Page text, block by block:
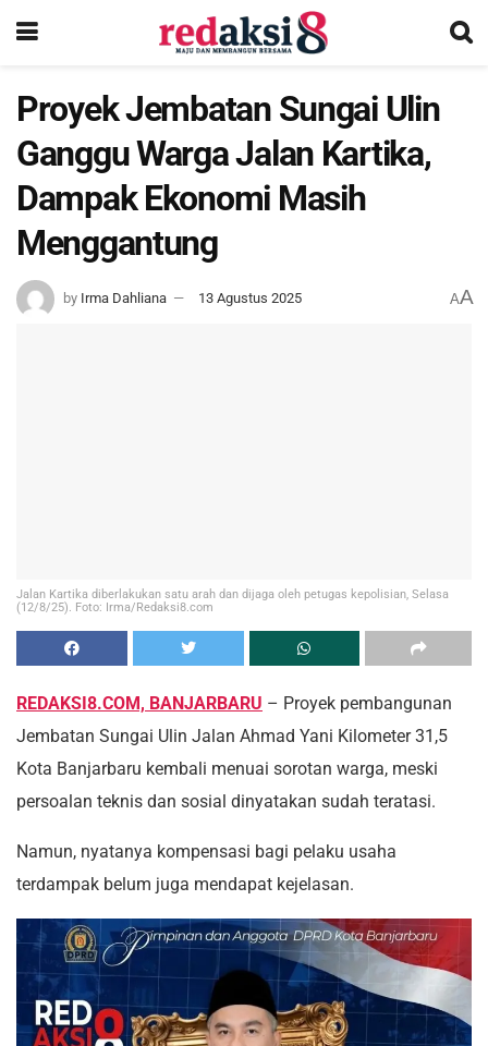
Proyek Jembatan Sungai Ulin
Ganggu Warga Jalan Kartika,
Dampak Ekonomi Masih
Menggantung
by Irma Dahliana 13 Agustus 2025 AA
Jalan Kartika diberlakukan satu arah dan dijaga oleh petugas kepolisian, Selasa
(12/8/25). Foto: Irma/Redaksi8.com
REDAKSI8.COM, BANJARBARU – Proyek pembangunan
Jembatan Sungai Ulin Jalan Ahmad Yani Kilometer 31,5
Kota Banjarbaru kembali menuai sorotan warga, meski
persoalan teknis dan sosial dinyatakan sudah teratasi.
Namun, nyatanya kompensasi bagi pelaku usaha
terdampak belum juga mendapat kejelasan.